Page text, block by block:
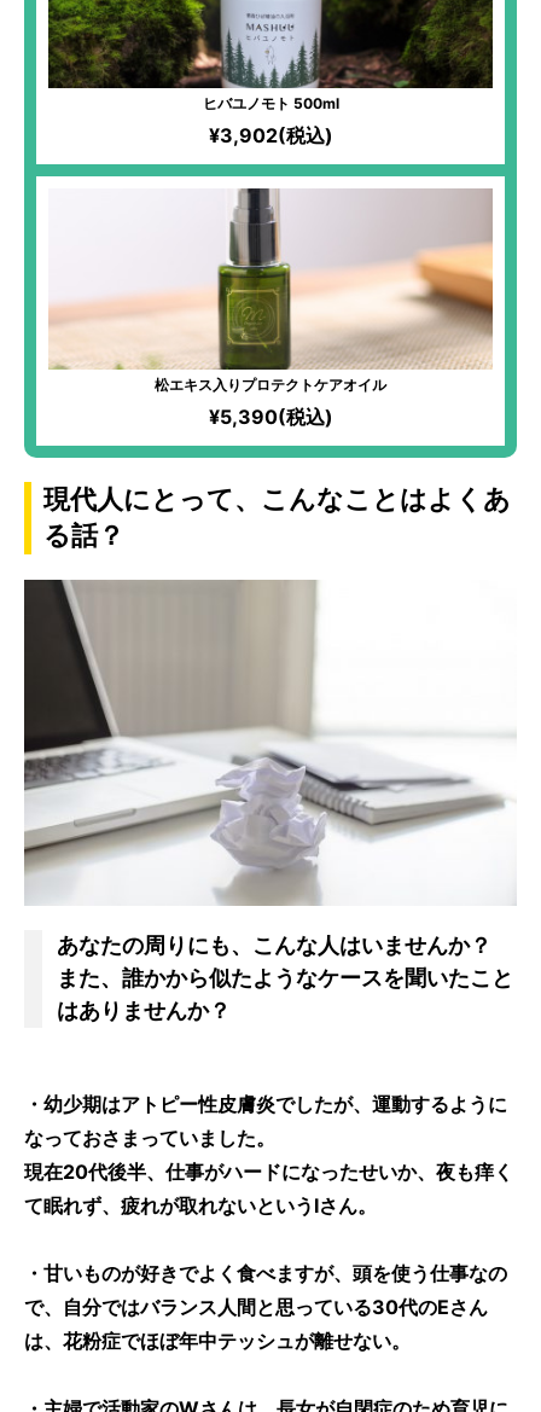
ヒバユノモト 500ml
¥3,902(税込)
松エキス入りプロテクトケアオイル
¥5,390(税込)
現代人にとって、こんなことはよくあ
る話？
あなたの周りにも、こんな人はいませんか？
また、誰かから似たようなケースを聞いたこと
はありませんか？
・幼少期はアトピー性皮膚炎でしたが、運動するように
なっておさまっていました。
現在20代後半、仕事がハードになったせいか、夜も痒く
て眠れず、疲れが取れないというIさん。
・甘いものが好きでよく食べますが、頭を使う仕事なの
で、自分ではバランス人間と思っている30代のEさん
は、花粉症でほぼ年中テッシュが離せない。